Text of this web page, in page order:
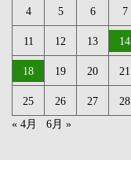
4 5 6 7
11 12 13 14
18 19 20 21
25 26 27 28
« 4月
6月 »